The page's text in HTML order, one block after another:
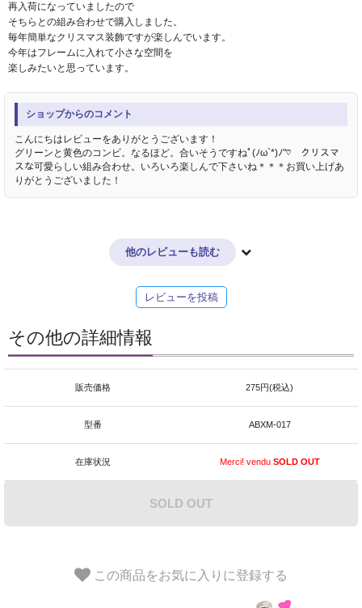
再入荷になっていましたので
そちらとの組み合わせで購入しました。
毎年簡単なクリスマス装飾ですが楽しんでいます。
今年はフレームに入れて小さな空間を
楽しみたいと思っています。
ショップからのコメント
こんにちはレビューをありがとうございます！
グリーンと黄色のコンビ。なるほど。合いそうですねﾟ(ﾉω`*)ﾉ"♡ クリスマ
スな可愛らしい組み合わせ。いろいろ楽しんで下さいね＊＊＊お買い上げあ
りがとうございました！
他のレビューも読む
レビューを投稿
その他の詳細情報
販売価格 275円(税込)
型番 ABXM-017
在庫状況 Merci! venduSOLD OUT
SOLD OUT
この商品をお気に入りに登録する